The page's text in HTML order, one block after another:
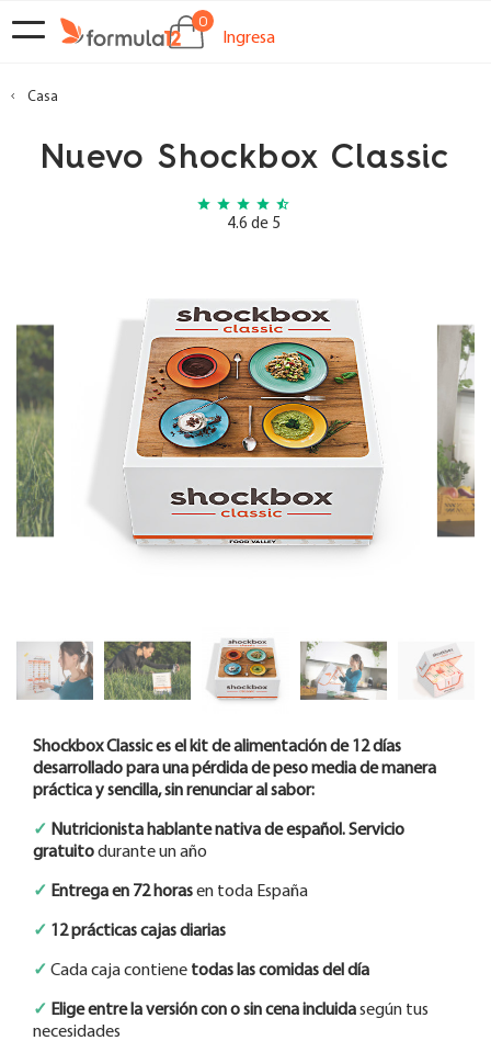
Navegación
0
Ingresa
Casa
Nuevo Shockbox Classic
star star star star star_half
4.6 de 5
Shockbox Classic es el kit de alimentación de 12 días
desarrollado para una pérdida de peso media de manera
práctica y sencilla, sin renunciar al sabor:
✓ Nutricionista hablante nativa de español. Servicio
gratuitodurante un año
✓ Entrega en 72 horasen toda España
✓ 12 prácticas cajas diarias
✓ Cada caja contiene todas las comidas del día
✓ Elige entre la versión con o sin cena incluidasegún tus
necesidades
SHOCKBOX
CONTÁCTANOS